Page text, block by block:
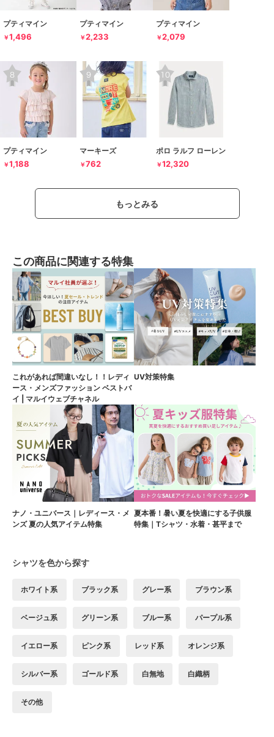
プティマイン
￥1,496
プティマイン
￥2,233
プティマイン
￥2,079
プティマイン
￥1,188
マーキーズ
￥762
ポロ ラルフ ローレン
￥12,320
もっとみる
この商品に関連する特集
これがあれば間違いなし！！レディ
ース・メンズファッション ベストバ
イ | マルイウェブチャネル
UV対策特集
ナノ・ユニバース｜レディース・メ
ンズ 夏の人気アイテム特集
夏本番！暑い夏を快適にする子供服
特集｜Tシャツ・水着・甚平まで
シャツを色から探す
ホワイト系 ブラック系 グレー系 ブラウン系
ベージュ系 グリーン系 ブルー系 パープル系
イエロー系 ピンク系 レッド系 オレンジ系
シルバー系 ゴールド系 白無地 白織柄
その他